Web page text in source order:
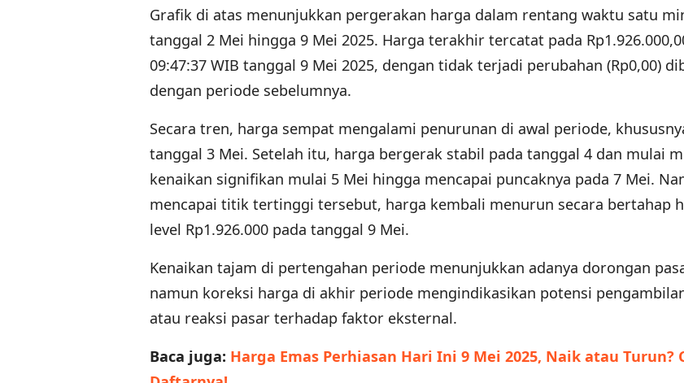
Grafik di atas menunjukkan pergerakan harga dalam rentang waktu satu
tanggal 2 Mei hingga 9 Mei 2025. Harga terakhir tercatat pada
09:47:37 WIB tanggal 9 Mei 2025, dengan tidak terjadi perubahan (Rp0,00)
dengan periode sebelumnya.
Secara tren, harga sempat mengalami penurunan di awal periode,
tanggal 3 Mei. Setelah itu, harga bergerak stabil pada tanggal 4 dan mulai
kenaikan signifikan mulai 5 Mei hingga mencapai puncaknya pada 7 Mei.
mencapai titik tertinggi tersebut, harga kembali menurun secara bertahap
level Rp1.926.000 pada tanggal 9 Mei.
Kenaikan tajam di pertengahan periode menunjukkan adanya dorongan
namun koreksi harga di akhir periode mengindikasikan potensi
atau reaksi pasar terhadap faktor eksternal.
Baca juga: Harga Emas Perhiasan Hari Ini 9 Mei 2025, Naik atau Turun?